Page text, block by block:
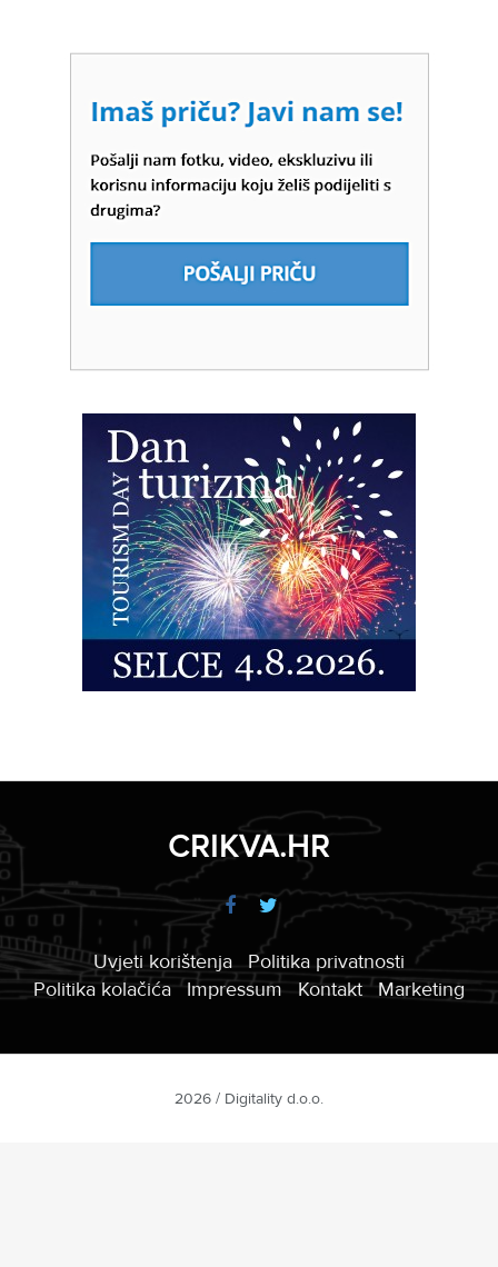
CRIKVA.HR
Uvjeti korištenja
Politika privatnosti
Politika kolačića
Impressum Kontakt Marketing
2026 / Digitality d.o.o.